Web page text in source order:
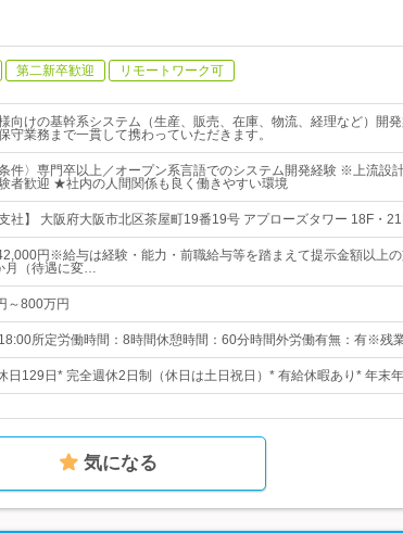
第二新卒歓迎 リモートワーク可
向けの基幹系システム（生産、販売、在庫、物流、経理など）開
守業務まで一貫して携わっていただきます。
条件〉専門卒以上／オープン系言語でのシステム開発経験 ※上流設
者歓迎 ★社内の人間関係も良く働きやすい環境
支社】 大阪府大阪市北区茶屋町19番19号 アプローズタワー 18F・
円※給与は経験・能力・前職給与等を踏まえて提示金額以上
月（待遇に変…
～800万円
所定労働時間：8時間休憩時間：60分時間外労働有無：有※
日129日* 完全週休2日制（休日は土日祝日）* 有給休暇あり* 年末
気になる